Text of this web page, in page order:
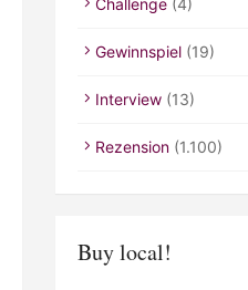
Challenge (4)
Gewinnspiel (19)
Interview (13)
Rezension (1.100)
Buy local!